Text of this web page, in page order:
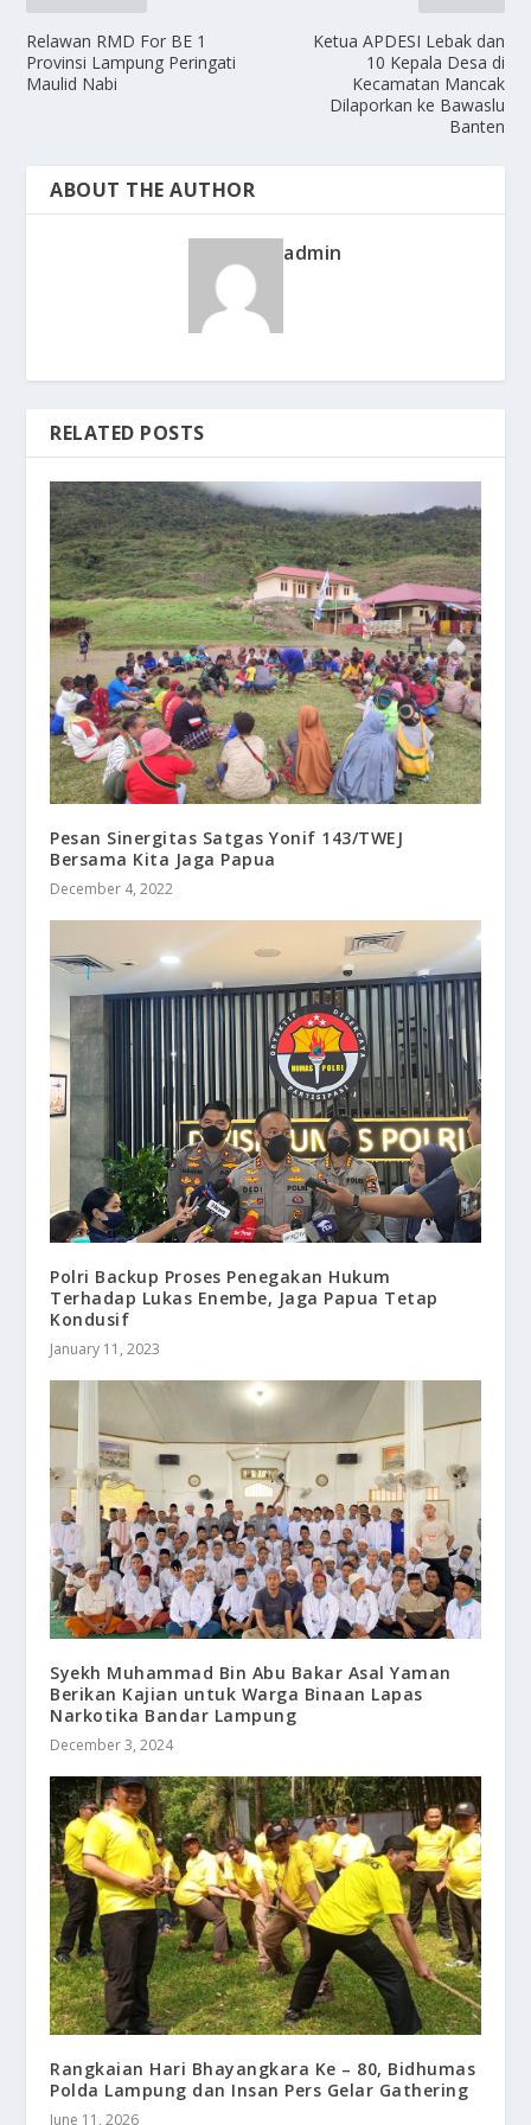
Relawan RMD For BE 1
Provinsi Lampung Peringati
Maulid Nabi
Ketua APDESI Lebak dan
10 Kepala Desa di
Kecamatan Mancak
Dilaporkan ke Bawaslu
Banten
ABOUT THE AUTHOR
admin
RELATED POSTS
Pesan Sinergitas Satgas Yonif 143/TWEJ
Bersama Kita Jaga Papua
December 4, 2022
Polri Backup Proses Penegakan Hukum
Terhadap Lukas Enembe, Jaga Papua Tetap
Kondusif
January 11, 2023
Syekh Muhammad Bin Abu Bakar Asal Yaman
Berikan Kajian untuk Warga Binaan Lapas
Narkotika Bandar Lampung
December 3, 2024
Rangkaian Hari Bhayangkara Ke – 80, Bidhumas
Polda Lampung dan Insan Pers Gelar Gathering
June 11, 2026